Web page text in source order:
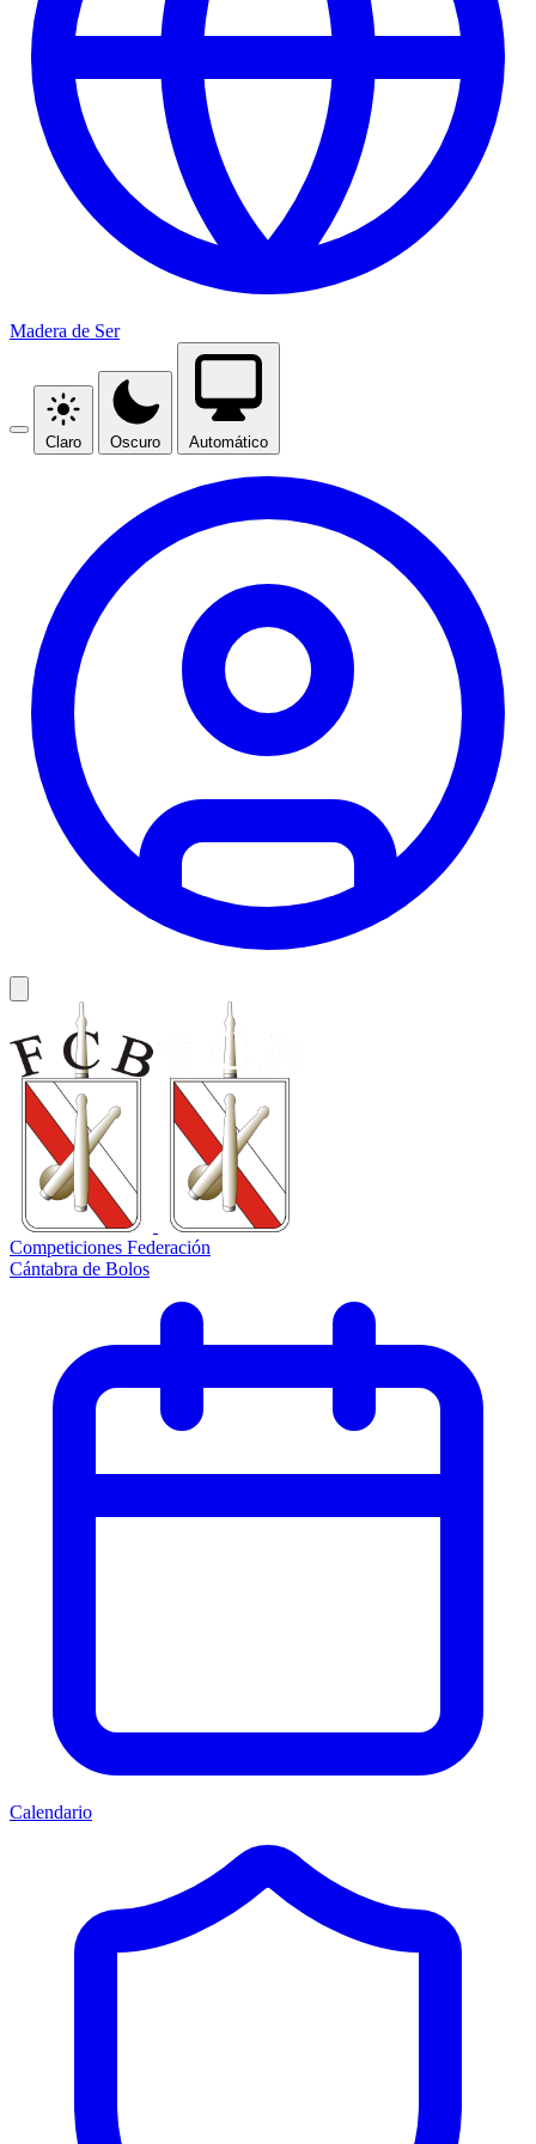
Madera de Ser
Claro Oscuro Automático
Competiciones Federación
Cántabra de Bolos
Calendario